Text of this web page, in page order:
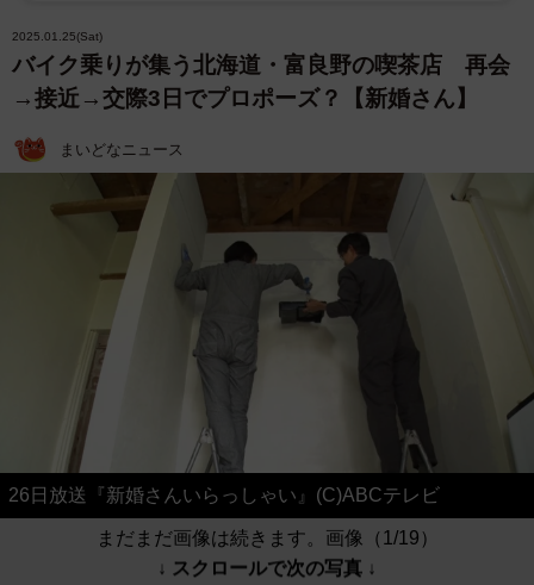
2025.01.25(Sat)
バイク乗りが集う北海道・富良野の喫茶店 再会
→接近→交際3日でプロポーズ？【新婚さん】
まいどなニュース
26日放送『新婚さんいらっしゃい』(C)ABCテレビ
まだまだ画像は続きます。画像（1/19）
↓ スクロールで次の写真 ↓